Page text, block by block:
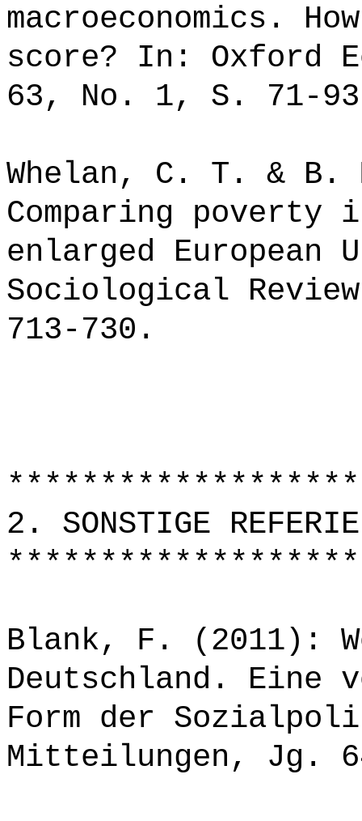
macroeconomics.
score? In: Oxford
63, No. 1, S. 71-
Whelan, C. T. &
Comparing
enlarged European
Sociological
713-730.
2. SONSTIGE
Blank, F. (2011):
Deutschland. Eine
Form der
Mitteilungen, Jg.